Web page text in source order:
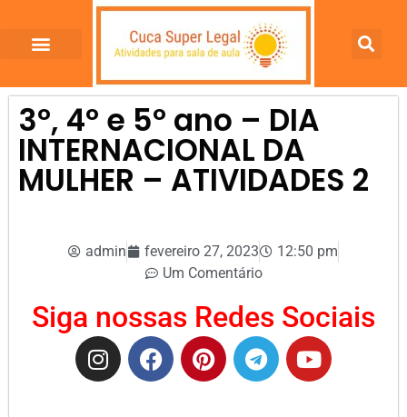
3º, 4º e 5º ano – DIA
INTERNACIONAL DA
MULHER – ATIVIDADES 2
admin fevereiro 27, 2023
12:50 pm
Um Comentário
Siga nossas Redes Sociais